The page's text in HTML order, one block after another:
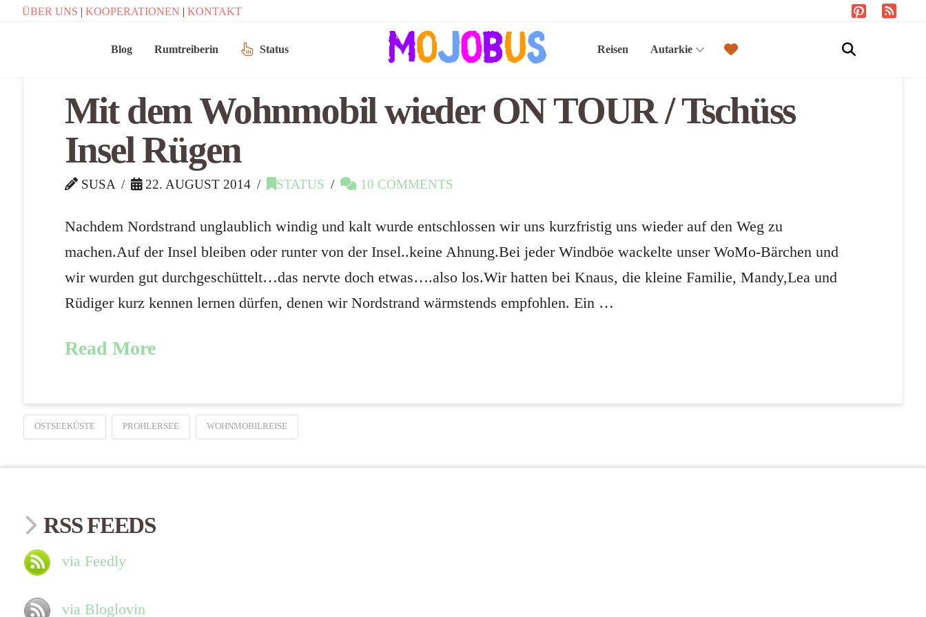
ÜBER UNS | KOOPERATIONEN | KONTAKT
Blog Rumtreiberin Status Reisen Autarkie
Mit dem Wohnmobil wieder ON TOUR / Tschüss
Insel Rügen
SUSA 22. AUGUST 2014 STATUS 10 COMMENTS
Nachdem Nordstrand unglaublich windig und kalt wurde entschlossen wir uns kurzfristig uns wieder auf den Weg zu
machen.Auf der Insel bleiben oder runter von der Insel..keine Ahnung.Bei jeder Windböe wackelte unser WoMo-Bärchen und
wir wurden gut durchgeschüttelt…das nervte doch etwas….also los.Wir hatten bei Knaus, die kleine Familie, Mandy,Lea und
Rüdiger kurz kennen lernen dürfen, denen wir Nordstrand wärmstends empfohlen. Ein …
Read More
OSTSEEKÜSTE PROHLERSEE WOHNMOBILREISE
RSS FEEDS
via Feedly
via Bloglovin